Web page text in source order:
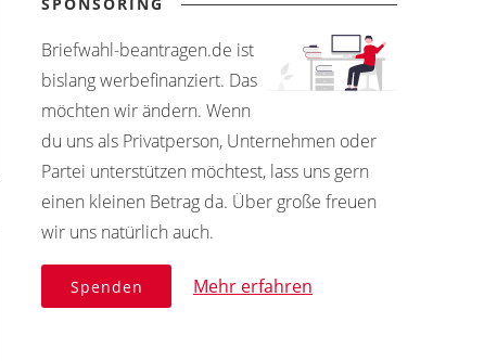
Briefwahl-beantragen.de ist
bislang werbefinanziert. Das
möchten wir ändern. Wenn
du uns als Privatperson, Unternehmen oder
Partei unterstützen möchtest, lass uns gern
einen kleinen Betrag da. Über große freuen
wir uns natürlich auch.
Spenden Mehr erfahren